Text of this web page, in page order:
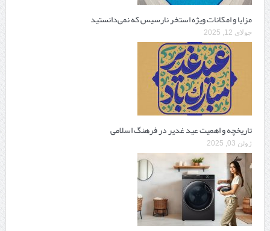
مزایا و امکانات ویژه استخر نارسیس که نمی‌دانستید
جولای 12, 2025
تاریخچه و اهمیت عید غدیر در فرهنگ اسلامی
ژوئن 03, 2025